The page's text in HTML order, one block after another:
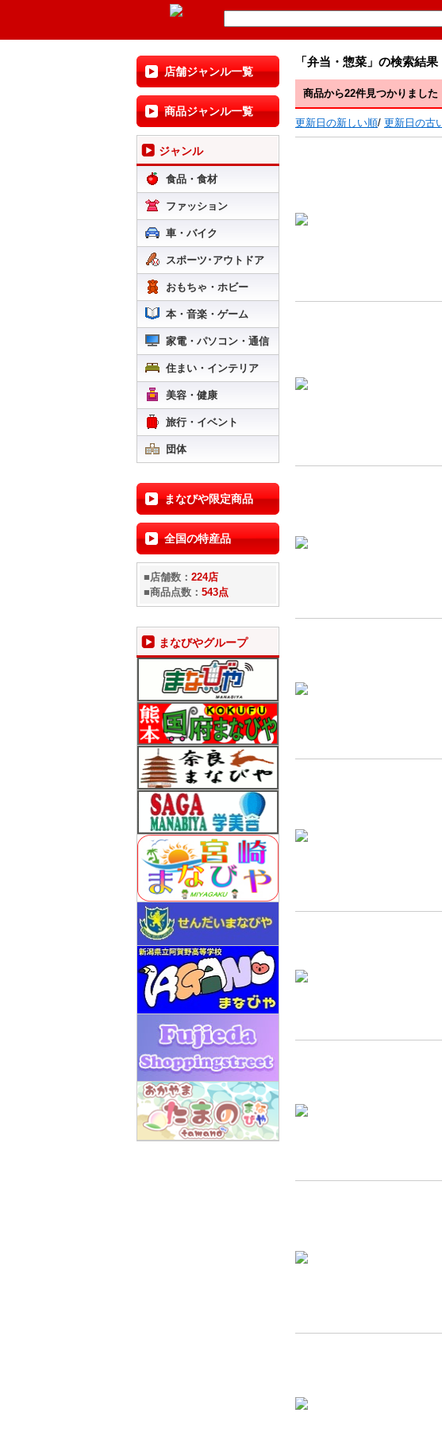
店舗ジャンル一覧
商品ジャンル一覧
ジャンル
食品・食材
ファッション
車・バイク
スポーツ･アウトドア
おもちゃ・ホビー
本・音楽・ゲーム
家電・パソコン・通信
住まい・インテリア
美容・健康
旅行・イベント
団体
まなびや限定商品
全国の特産品
■店舗数： 224店
■商品点数： 543点
まなびやグループ
「弁当・惣菜」の検索結果
商品から22件見つかりました
更新日の新しい順/ 更新日の古